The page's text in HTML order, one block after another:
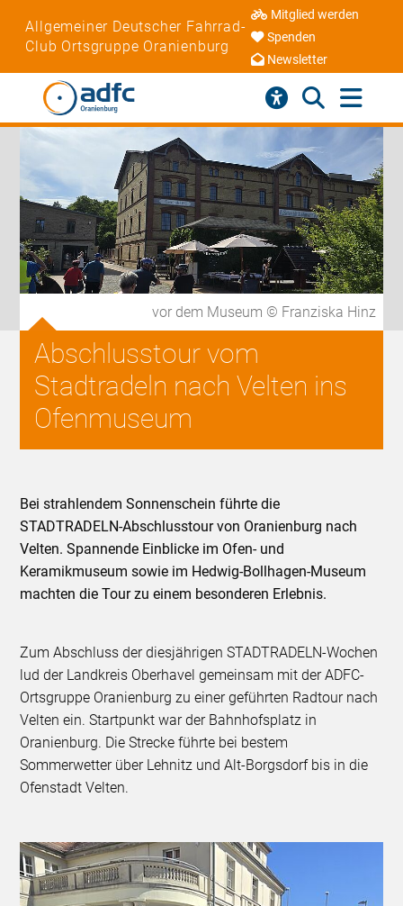
Allgemeiner Deutscher Fahrrad-
Club Ortsgruppe Oranienburg
Mitglied werden
Spenden
Newsletter
vor dem Museum © Franziska Hinz
Abschlusstour vom
Stadtradeln nach Velten ins
Ofenmuseum
Bei strahlendem Sonnenschein führte die
STADTRADELN-Abschlusstour von Oranienburg nach
Velten. Spannende Einblicke im Ofen- und
Keramikmuseum sowie im Hedwig-Bollhagen-Museum
machten die Tour zu einem besonderen Erlebnis.
Zum Abschluss der diesjährigen STADTRADELN-Wochen
lud der Landkreis Oberhavel gemeinsam mit der ADFC-
Ortsgruppe Oranienburg zu einer geführten Radtour nach
Velten ein. Startpunkt war der Bahnhofsplatz in
Oranienburg. Die Strecke führte bei bestem
Sommerwetter über Lehnitz und Alt-Borgsdorf bis in die
Ofenstadt Velten.